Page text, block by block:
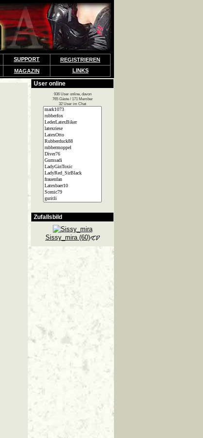
SUPPORT
REGISTRIEREN
MAGAZIN LINKS
User online
936 User online, davon
765 Gäste / 171 Member
32 User im Chat
Zufallsbild
Sissy_mira (60)